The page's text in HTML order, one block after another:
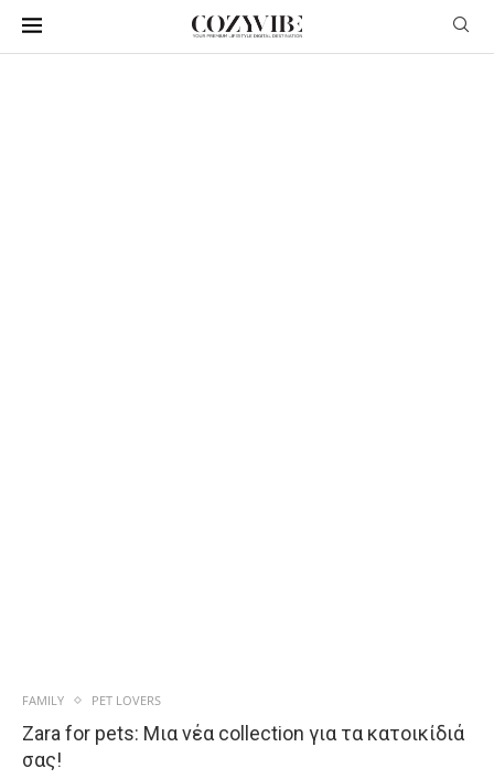
FAMILY PET LOVERS
Zara for pets: Μια νέα collection για τα κατοικίδιά
σας!